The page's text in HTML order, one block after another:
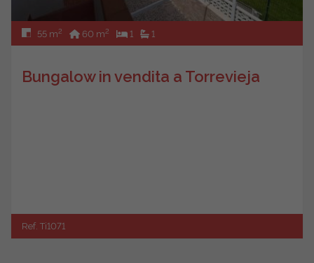
55 m2 60 m2 1 1
Bungalow in vendita a Torrevieja
Ref. Ti1071